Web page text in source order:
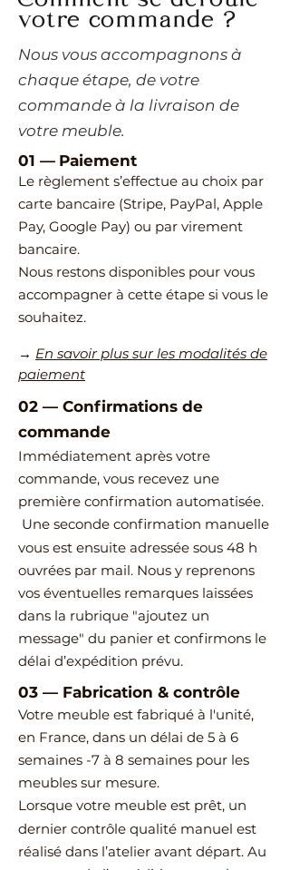
votre commande ?
​Nous vous accompagnons à
chaque étape, de votre
commande à la livraison de
votre meuble.
01 — Paiement
Le règlement s’effectue au choix par
carte bancaire (Stripe, PayPal, Apple
Pay, Google Pay) ou par virement
bancaire.
Nous restons disponibles pour vous
accompagner à cette étape si vous le
souhaitez.
→ En savoir plus sur les modalités de
paiement
02 — ​Confirmations de
commande
Immédiatement après votre
commande, vous recevez une
première confirmation automatisée.
Une seconde confirmation manuelle
vous est ensuite adressée sous 48 h
ouvrées par mail. Nous y reprenons
vos éventuelles remarques laissées
dans la rubrique "ajoutez un
message" du panier et confirmons le
délai d’expédition prévu.
03 — Fabrication & contrôle
Votre meuble est fabriqué à l'unité,
en France, dans un délai de 5 à 6
semaines -7 à 8 semaines pour les
meubles sur mesure.
Lorsque votre meuble est prêt, un
dernier contrôle qualité manuel est
réalisé dans l’atelier avant départ. Au